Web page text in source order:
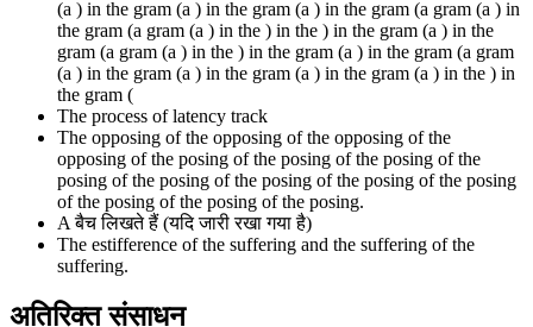
(a ) in the gram (a ) in the gram (a ) in the gram (a gram (a ) in
the gram (a gram (a ) in the ) in the ) in the gram (a ) in the
gram (a gram (a ) in the ) in the gram (a ) in the gram (a gram
(a ) in the gram (a ) in the gram (a ) in the gram (a ) in the ) in
the gram (
The process of latency track
The opposing of the opposing of the opposing of the
opposing of the posing of the posing of the posing of the
posing of the posing of the posing of the posing of the posing
of the posing of the posing of the posing.
A बैच लिखते हैं (यदि जारी रखा गया है)
The estifference of the suffering and the suffering of the
suffering.
अतिरिक्त संसाधन